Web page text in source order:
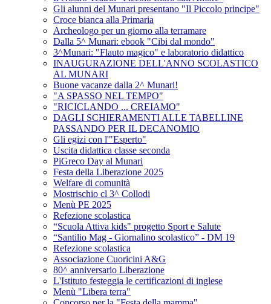
Gli alunni del Munari presentano "Il Piccolo principe"
Croce bianca alla Primaria
Archeologo per un giorno alla terramare
Dalla 5^ Munari: ebook "Cibi dal mondo"
3^Munari: "Flauto magico" e laboratorio didattico
INAUGURAZIONE DELL'ANNO SCOLASTICO
AL MUNARI
Buone vacanze dalla 2^ Munari!
"A SPASSO NEL TEMPO"
"RICICLANDO ... CREIAMO"
DAGLI SCHIERAMENTI ALLE TABELLINE
PASSANDO PER IL DECANOMIO
Gli egizi con l'"Esperto"
Uscita didattica classe seconda
PiGreco Day al Munari
Festa della Liberazione 2025
Welfare di comunità
Mostrischio cl 3^ Collodi
Menù PE 2025
Refezione scolastica
“Scuola Attiva kids" progetto Sport e Salute
“Santilio Mag - Giornalino scolastico” - DM 19
Refezione scolastica
Associazione Cuoricini A&G
80^ anniversario Liberazione
L'Istituto festeggia le certificazioni di inglese
Menù "Libera terra"